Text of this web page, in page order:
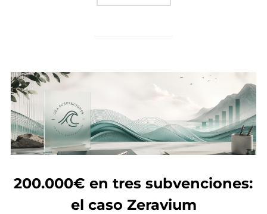
200.000€ en tres subvenciones:
el caso Zeravium